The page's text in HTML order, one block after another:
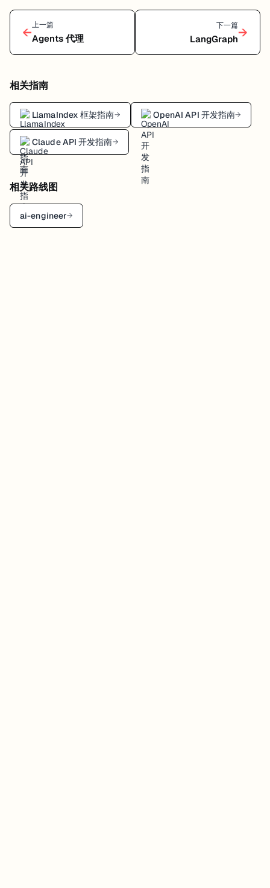
←上一篇
Agents 代理
下一篇
LangGraph→
相关指南
LlamaIndex 框架指南→ OpenAI API 开发指南→
Claude API 开发指南→
相关路线图
ai-engineer→